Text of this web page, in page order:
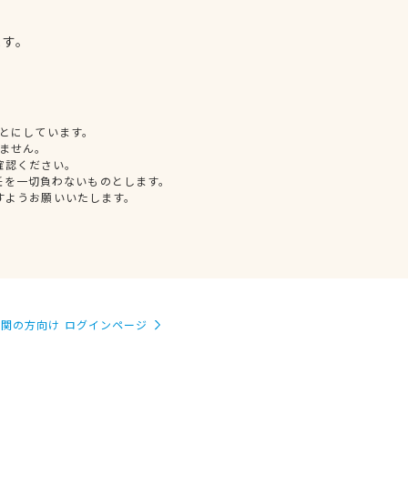
。
しています。
せん。
ください。
一切負わないものとします。
うお願いいたします。
の方向け ログインページ